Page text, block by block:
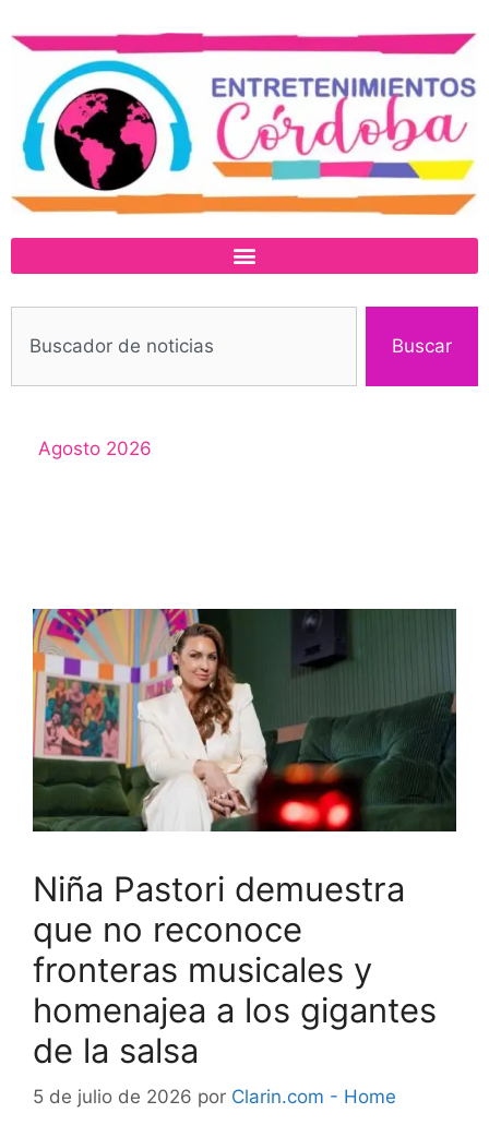
Buscar
Agosto 2026
Niña Pastori demuestra
que no reconoce
fronteras musicales y
homenajea a los gigantes
de la salsa
5 de julio de 2026 por Clarin.com - Home